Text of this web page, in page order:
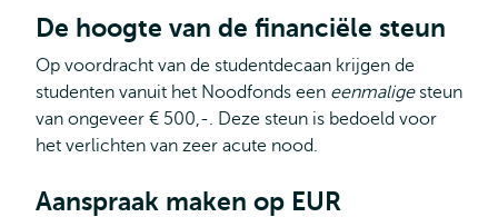
De hoogte van de financiële steun
Op voordracht van de studentdecaan krijgen de
studenten vanuit het Noodfonds een eenmaligesteun
van ongeveer € 500,-. Deze steun is bedoeld voor
het verlichten van zeer acute nood.
Aanspraak maken op EUR